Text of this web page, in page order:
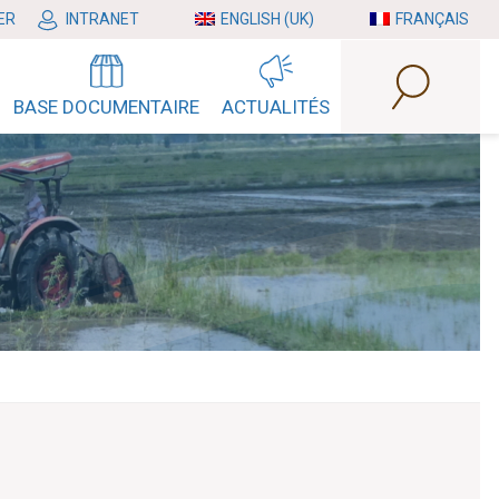
INTRANET ENGLISH (UK) FRANÇAIS
BASE DOCUMENTAIRE ACTUALITÉS